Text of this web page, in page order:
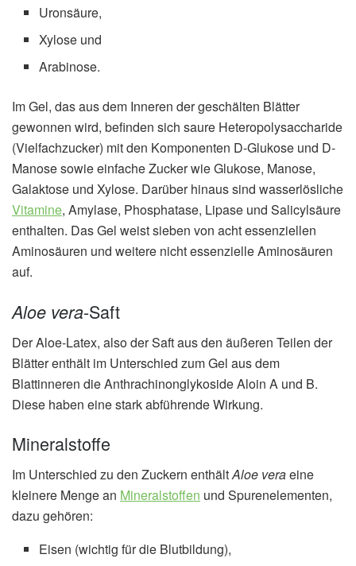
Uronsäure,
Xylose und
Arabinose.
Im Gel, das aus dem Inneren der geschälten Blätter
gewonnen wird, befinden sich saure Heteropolysaccharide
(Vielfachzucker) mit den Komponenten D-Glukose und D-
Manose sowie einfache Zucker wie Glukose, Manose,
Galaktose und Xylose. Darüber hinaus sind wasserlösliche
Vitamine, Amylase, Phosphatase, Lipase und Salicylsäure
enthalten. Das Gel weist sieben von acht essenziellen
Aminosäuren und weitere nicht essenzielle Aminosäuren
auf.
Aloe vera-Saft
Der Aloe-Latex, also der Saft aus den äußeren Teilen der
Blätter enthält im Unterschied zum Gel aus dem
Blattinneren die Anthrachinonglykoside Aloin A und B.
Diese haben eine stark abführende Wirkung.
Mineralstoffe
Im Unterschied zu den Zuckern enthältAloe veraeine
kleinere Menge an Mineralstoffen und Spurenelementen,
dazu gehören:
Eisen (wichtig für die Blutbildung),